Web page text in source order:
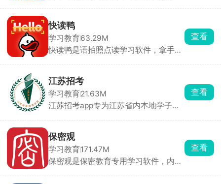
精准贴合自考考纲，依靠优质题库资
源，已累计帮助超百万考生顺利通过自
考，成功申领正规学历文凭。
快读鸭
学习教育63.29M
快读鸭是语拍照点读学习软件，拿手机
自动拆分解析，生词随手收藏。生词本
可导出打印默写卷，碎片化随时拍题学
习。
查看
江苏招考
学习教育21.63M
江苏招考app专为江苏省内本地学子们
在线查分、智能选校、留学资讯以及自
考相关信息功能，整合了历年真题和资
源库，是江苏考生必备的招考工具。
查看
保密观
学习教育171.47M
保密观是保密教育专用学习软件，内容
查看